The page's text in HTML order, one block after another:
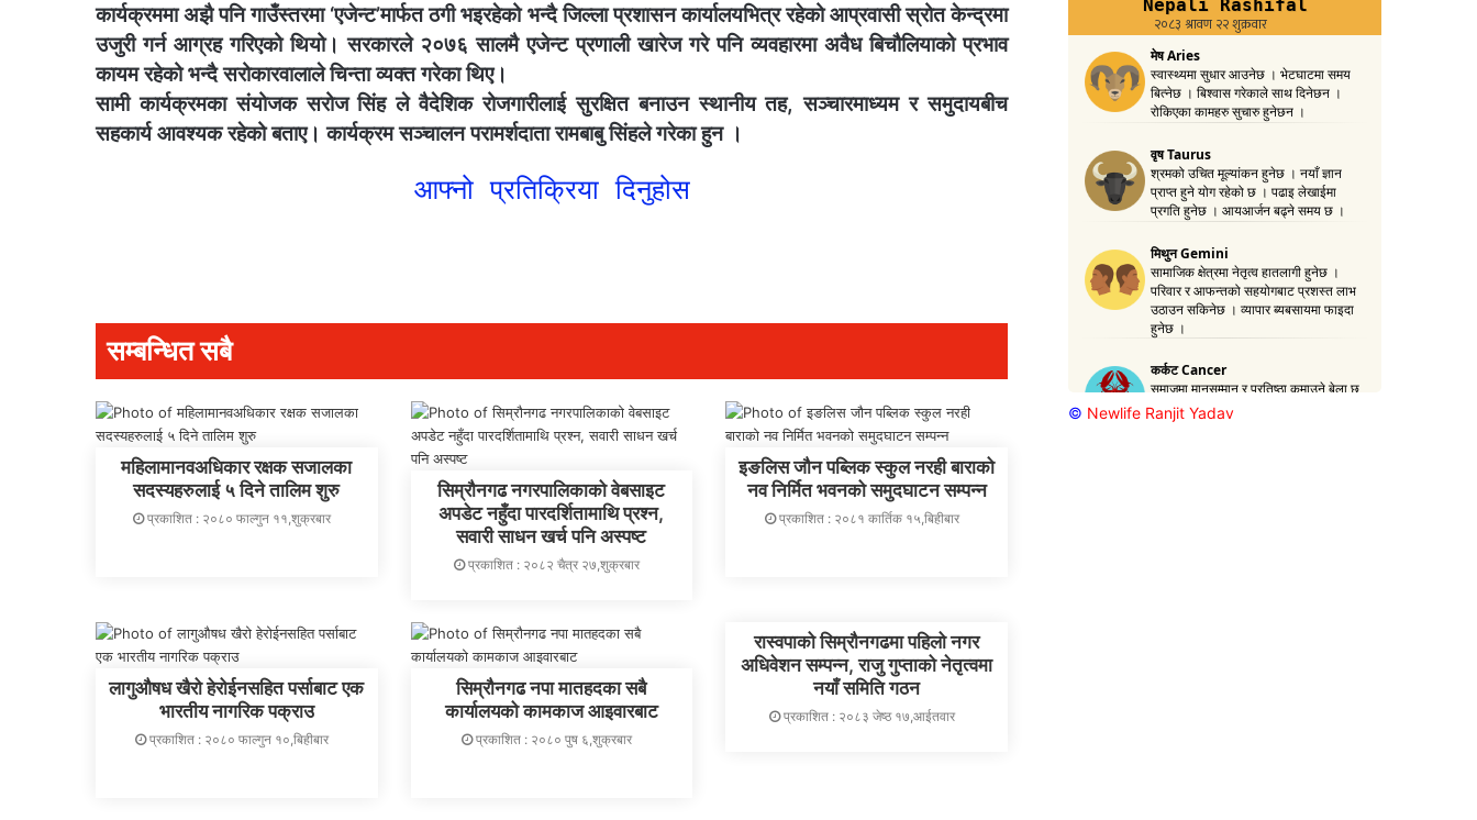
कार्यक्रममा अझै पनि गाउँस्तरमा ‘एजेन्ट’मार्फत ठगी भइरहेको भन्दै जिल्ला प्रशासन कार्यालयभित्र रहेको आप्रवासी स्रोत केन्द्रमा
उजुरी गर्न आग्रह गरिएको थियो। सरकारले २०७६ सालमै एजेन्ट प्रणाली खारेज गरे पनि व्यवहारमा अवैध बिचौलियाको प्रभाव
कायम रहेको भन्दै सरोकारवालाले चिन्ता व्यक्त गरेका थिए।
सामी कार्यक्रमका संयोजक सरोज सिंह ले वैदेशिक रोजगारीलाई सुरक्षित बनाउन स्थानीय तह, सञ्चारमाध्यम र समुदायबीच
सहकार्य आवश्यक रहेको बताए। कार्यक्रम सञ्चालन परामर्शदाता रामबाबु सिंहले गरेका हुन ।
आफ्नो प्रतिक्रिया दिनुहोस
सम्बन्धित सबै
महिलामानवअधिकार रक्षक सजालका
सदस्यहरुलाई ५ दिने तालिम शुरु
प्रकाशित : २०८० फाल्गुन ११,शुक्रबार
सिम्रौनगढ नगरपालिकाको वेबसाइट
अपडेट नहुँदा पारदर्शितामाथि प्रश्न,
सवारी साधन खर्च पनि अस्पष्ट
प्रकाशित : २०८२ चैत्र २७,शुक्रबार
इङलिस जौन पब्लिक स्कुल नरही बाराको
नव निर्मित भवनको समुदघाटन सम्पन्न
प्रकाशित : २०८१ कार्तिक १५,बिहीबार
लागुऔषध खैरो हेरोईनसहित पर्साबाट एक
भारतीय नागरिक पक्राउ
प्रकाशित : २०८० फाल्गुन १०,बिहीबार
सिम्रौनगढ नपा मातहदका सबै
कार्यालयको कामकाज आइवारबाट
प्रकाशित : २०८० पुष ६,शुक्रबार
रास्वपाको सिम्रौनगढमा पहिलो नगर
अधिवेशन सम्पन्न, राजु गुप्ताको नेतृत्वमा
नयाँ समिति गठन
प्रकाशित : २०८३ जेष्ठ १७,आईतवार
© Newlife Ranjit Yadav